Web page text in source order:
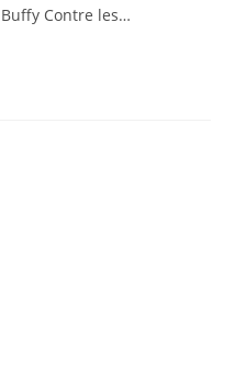
Contre les…